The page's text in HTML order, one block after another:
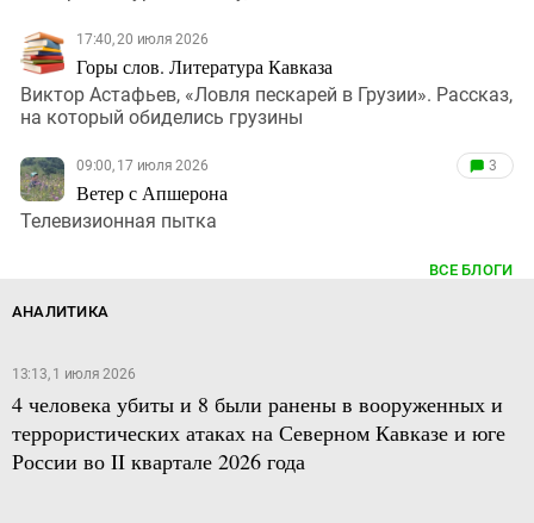
17:40, 20 июля 2026
Горы слов. Литература Кавказа
Виктор Астафьев, «Ловля пескарей в Грузии». Рассказ,
на который обиделись грузины
09:00, 17 июля 2026
Ветер с Апшерона
3
Телевизионная пытка
ВСЕ БЛОГИ
АНАЛИТИКА
13:13, 1 июля 2026
4 человека убиты и 8 были ранены в вооруженных и
террористических атаках на Северном Кавказе и юге
России во II квартале 2026 года